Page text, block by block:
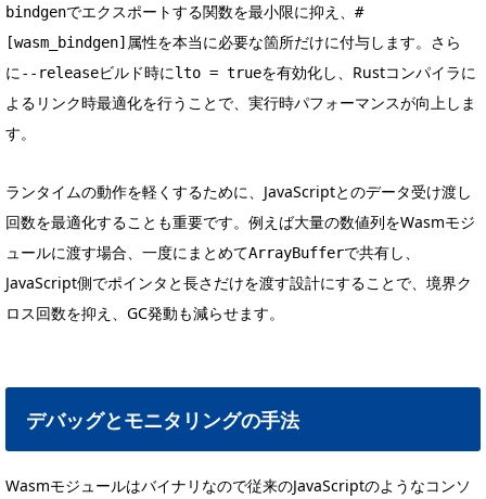
bindgenでエクスポートする関数を最小限に抑え、 #
[wasm_bindgen] 属性を本当に必要な箇所だけに付与します。さら
に--releaseビルド時にlto = trueを有効化し、Rustコンパイラに
よるリンク時最適化を行うことで、実行時パフォーマンスが向上しま
す。
ランタイムの動作を軽くするために、JavaScriptとのデータ受け渡し
回数を最適化することも重要です。例えば大量の数値列をWasmモジ
ュールに渡す場合、一度にまとめてArrayBufferで共有し、
JavaScript側でポインタと長さだけを渡す設計にすることで、境界ク
ロス回数を抑え、GC発動も減らせます。
デバッグとモニタリングの手法
Wasmモジュールはバイナリなので従来のJavaScriptのようなコンソ